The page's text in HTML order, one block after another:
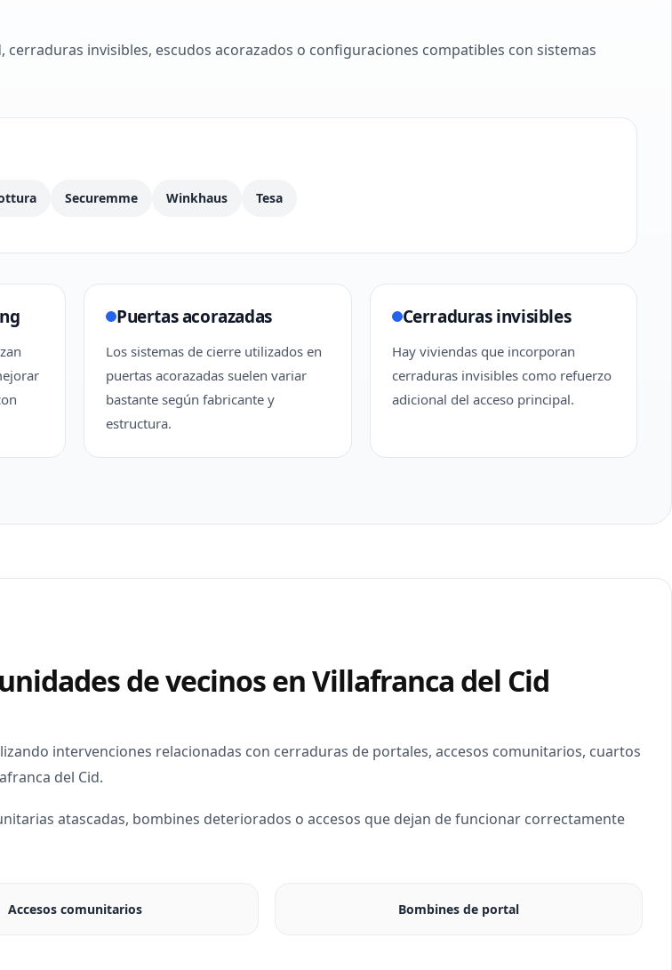
invisibles, escudos acorazados o configuraciones compatibles con sistemas
Securemme Winkhaus Tesa
Puertas acorazadas
Los sistemas de cierre utilizados en
puertas acorazadas suelen variar
bastante según fabricante y
estructura.
Cerraduras invisibles
Hay viviendas que incorporan
cerraduras invisibles como refuerzo
adicional del acceso principal.
de vecinos en Villafranca del Cid
intervenciones relacionadas con cerraduras de portales, accesos comunitarios, cuartos
del Cid.
atascadas, bombines deteriorados o accesos que dejan de funcionar correctamente
Accesos comunitarios Bombines de portal